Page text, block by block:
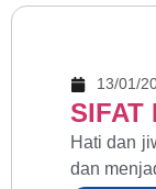
13/01/
SIFAT
Hati dan
dan